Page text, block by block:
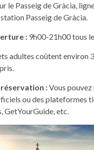
le Passeig de Gràcia,
Passeig de Gràcia.
: 9h00-21h00 tous
adultes coûtent environ
éservation :Vous
ou des plateformes
GetYourGuide, etc.